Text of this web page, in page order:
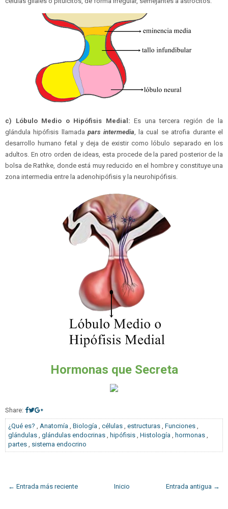
c) Lóbulo Medio o Hipófisis Medial: Es una tercera región de la
glándula hipófisis llamadapars intermedia, la cual se atrofia durante el
desarrollo humano fetal y deja de existir como lóbulo separado en los
adultos. En otro orden de ideas, esta procede de la pared posterior de la
bolsa de Rathke, donde está muy reducido en el hombre y constituye una
zona intermedia entre la adenohipófisis y la neurohipófisis.
Hormonas que Secreta
Share:
¿Qué es? , Anatomía , Biología , células , estructuras , Funciones ,
glándulas , glándulas endocrinas , hipófisis , Histología , hormonas ,
partes , sistema endocrino
← Entrada más reciente Entrada antigua →
Inicio